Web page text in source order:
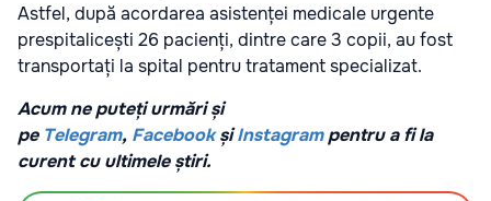
Astfel, după acordarea asistenței medicale urgente
prespitalicești 26 pacienți, dintre care 3 copii, au fost
transportați la spital pentru tratament specializat.
Acum ne puteți urmări și
pe Telegram, Facebook șiInstagrampentru a fi la
curent cu ultimele știri.